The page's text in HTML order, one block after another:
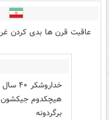
عاقبت قرن ها بدی کردن
هیچکدوم جیکشون
برگردونه